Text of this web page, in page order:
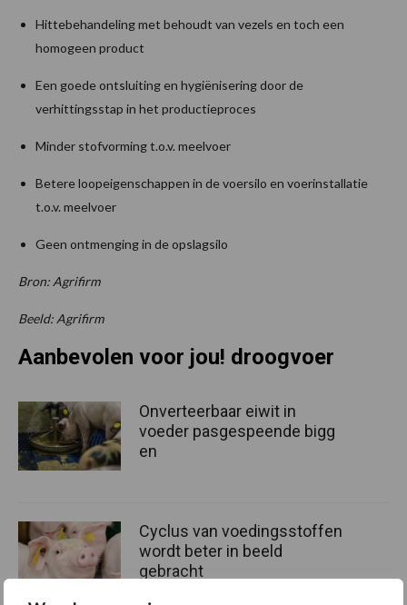
Hittebehandeling met behoudt van vezels en toch een
homogeen product
Een goede ontsluiting en hygiënisering door de
verhittingsstap in het productieproces
Minder stofvorming t.o.v. meelvoer
Betere loopeigenschappen in de voersilo en voerinstallatie
t.o.v. meelvoer
Geen ontmenging in de opslagsilo
Bron: Agrifirm
Beeld: Agrifirm
Aanbevolen voor jou! droogvoer
Onverteerbaar eiwit in
voeder pasgespeende bigg
en
Cyclus van voedingsstoffen
wordt beter in beeld
gebracht